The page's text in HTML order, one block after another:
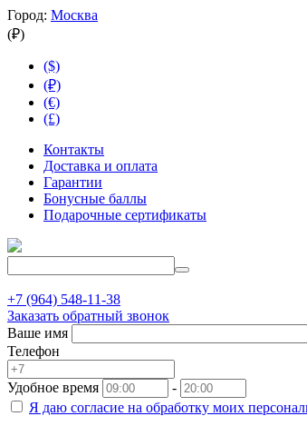
Город: Москва
(₽)
($)
(₽)
(€)
(£)
Контакты
Доставка и оплата
Гарантии
Бонусные баллы
Подарочные сертификаты
+7 (964) 548-11-38
Заказать обратный звонок
Ваше имя
Телефон
Удобное время
-
Я даю согласие на обработку моих